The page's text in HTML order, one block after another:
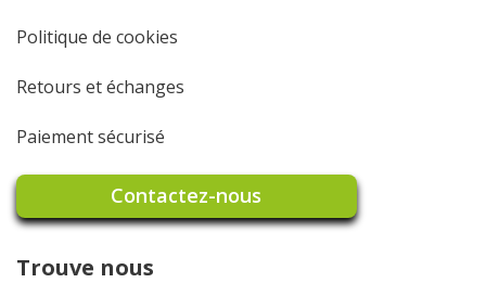
Politique de cookies
Retours et échanges
Paiement sécurisé
Contactez-nous
Trouve nous